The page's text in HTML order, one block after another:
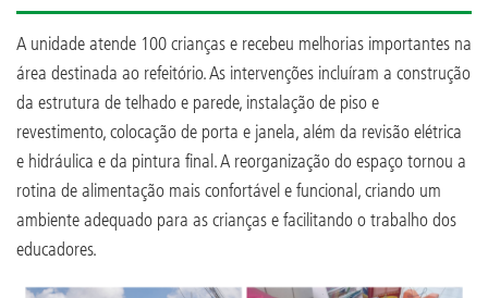
A unidade atende 100 crianças e recebeu melhorias importantes na
área destinada ao refeitório. As intervenções incluíram a construção
da estrutura de telhado e parede, instalação de piso e
revestimento, colocação de porta e janela, além da revisão elétrica
e hidráulica e da pintura final. A reorganização do espaço tornou a
rotina de alimentação mais confortável e funcional, criando um
ambiente adequado para as crianças e facilitando o trabalho dos
educadores.